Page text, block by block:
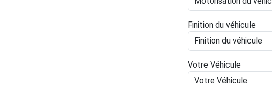
Finition du véhicule
Votre Véhicule